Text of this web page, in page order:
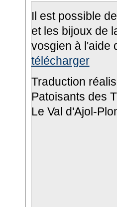
Il est possible
et les bijoux de
vosgien à l'aide
télécharger
Traduction
Patoisants des
Le Val d'Ajol-